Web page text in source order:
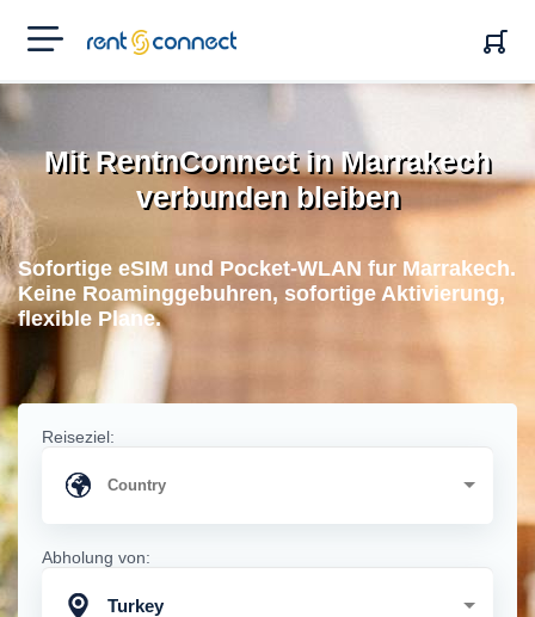
RENT'N
CONNECT
Mit RentnConnect in Marrakech
verbunden bleiben
Sofortige eSIM und Pocket-WLAN fur Marrakech.
Keine Roaminggebuhren, sofortige Aktivierung,
flexible Plane.
Reiseziel:
Abholung von:
Turkey